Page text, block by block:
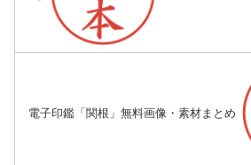
電子印鑑「関根」無料画像・素材まとめ